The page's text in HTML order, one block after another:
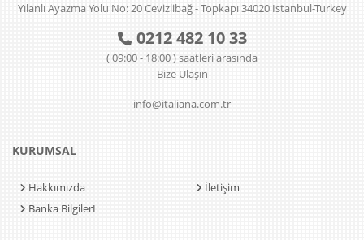
Yılanlı Ayazma Yolu No: 20 Cevizlibağ - Topkapı 34020 Istanbul-Turkey
0212 482 10 33
( 09:00 - 18:00 ) saatleri arasında
Bize Ulaşın
info@italiana.com.tr
KURUMSAL
Hakkımızda
Banka Bilgilerİ
İletişim